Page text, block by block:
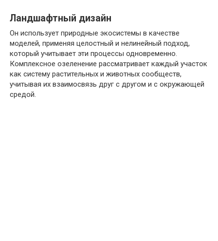
Ландшафтный дизайн
Он использует природные экосистемы в качестве
моделей, применяя целостный и нелинейный подход,
который учитывает эти процессы одновременно.
Комплексное озеленение рассматривает каждый участок
как систему растительных и животных сообществ,
учитывая их взаимосвязь друг с другом и с окружающей
средой.